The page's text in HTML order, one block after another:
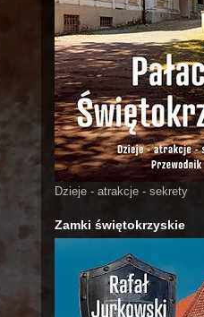
Dzieje - atrakcje - sekrety
Zamki świętokrzyskie